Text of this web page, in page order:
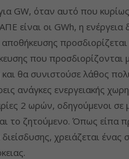
GW, όταν αυτό που
είναι οι GWh, η ενέργεια
που προσδιορίζονται
θα συνιστούσε λάθος
ανάγκες ενεργειακής
2 ωρών, οδηγούμενοι σε
το ζητούμενο. Όπως είπα
χρειάζεται